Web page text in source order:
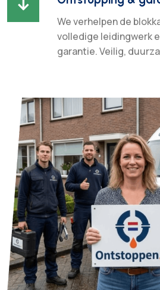

We verhelpen de
volledige leidingwerk
garantie. Veilig,